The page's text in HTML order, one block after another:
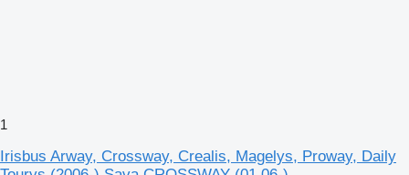
1
Irisbus Arway, Crossway, Crealis, Magelys, Proway, Daily